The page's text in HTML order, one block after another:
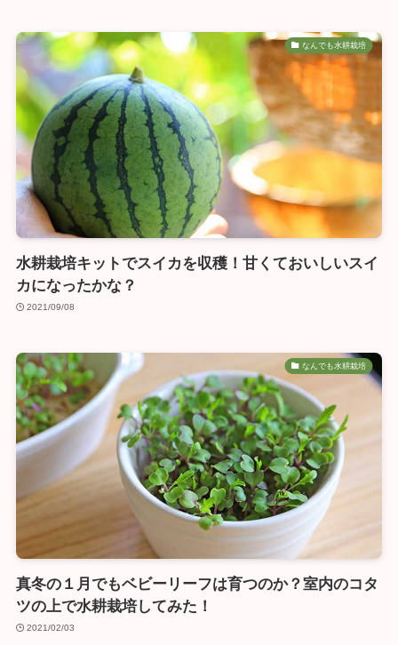
なんでも水耕栽培
水耕栽培キットでスイカを収穫！甘くておいしいスイ
カになったかな？
2021/09/08
なんでも水耕栽培
真冬の１月でもベビーリーフは育つのか？室内のコタ
ツの上で水耕栽培してみた！
2021/02/03